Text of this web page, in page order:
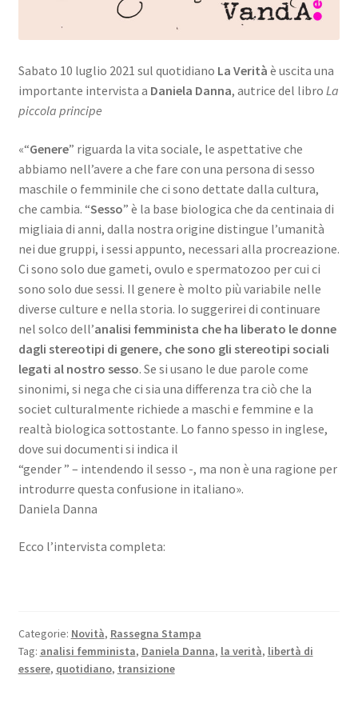
Sabato 10 luglio 2021 sul quotidiano La Verità è uscita una
importante intervista a Daniela Danna, autrice del libro La
piccola principe
«“Genere” riguarda la vita sociale, le aspettative che
abbiamo nell’avere a che fare con una persona di sesso
maschile o femminile che ci sono dettate dalla cultura,
che cambia. “Sesso” è la base biologica che da centinaia di
migliaia di anni, dalla nostra origine distingue l’umanità
nei due gruppi, i sessi appunto, necessari alla procreazione.
Ci sono solo due gameti, ovulo e spermatozoo per cui ci
sono solo due sessi. Il genere è molto più variabile nelle
diverse culture e nella storia. Io suggerirei di continuare
nel solco dell’analisi femminista che ha liberato le donne
dagli stereotipi di genere, che sono gli stereotipi sociali
legati al nostro sesso. Se si usano le due parole come
sinonimi, si nega che ci sia una differenza tra ciò che la
societ culturalmente richiede a maschi e femmine e la
realtà biologica sottostante. Lo fanno spesso in inglese,
dove sui documenti si indica il
“gender ” – intendendo il sesso -, ma non è una ragione per
introdurre questa confusione in italiano».
Daniela Danna
Ecco l’intervista completa:
Categorie: Novità, Rassegna Stampa
Tag: analisi femminista, Daniela Danna, la verità, libertà di
essere, quotidiano, transizione